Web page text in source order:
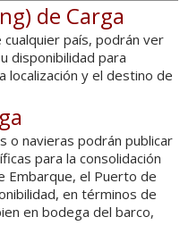
de Carga
país, podrán ver
disponibilidad para
localización y el destino de
o navieras podrán publicar
para la consolidación
Embarque, el Puerto de
en términos de
en bodega del barco,